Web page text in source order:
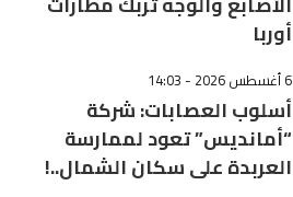
أوربا
6 أغسطس 2026 - 14:03
أسلوب العصابات: شركة
“أمانديس” تعود لممارسة
العربدة على سكان الشمال..!